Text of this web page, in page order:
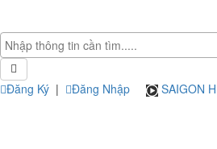
Đăng Ký | Đăng Nhập SAIGON